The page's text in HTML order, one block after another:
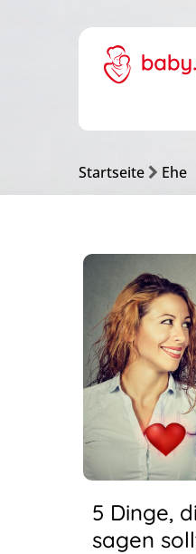
Startseite Ehe
5 Dinge,
sagen